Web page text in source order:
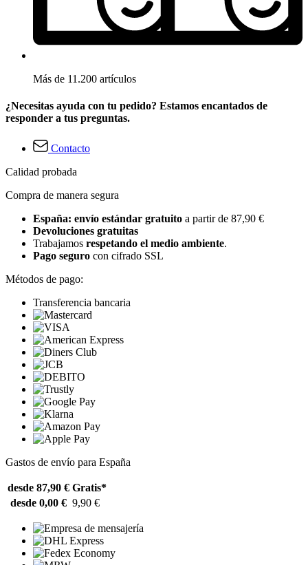
Más de 11.200 artículos
¿Necesitas ayuda con tu pedido? Estamos encantados de
responder a tus preguntas.
Contacto
Calidad probada
Compra de manera segura
España: envío estándar gratuito a partir de 87,90 €
Devoluciones gratuitas
Trabajamos respetando el medio ambiente.
Pago seguro con cifrado SSL
Métodos de pago:
Transferencia bancaria
Gastos de envío para España
desde 87,90 € Gratis*
desde 0,00 € 9,90 €